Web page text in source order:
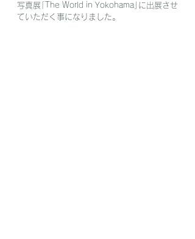
写真展｢The World in Yokohama｣に出展させ
ていただく事になりました。